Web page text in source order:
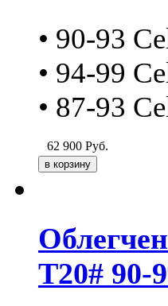
• 90-93
• 94-99
• 87-93
62 900 Руб.
T20# 90-